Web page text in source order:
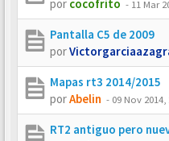
por cocofrito - 11 Mar
Pantalla C5 de 2009
por
Mapas rt3 2014/2015
porAbelin - 09 Nov 2014,
RT2 antiguo pero